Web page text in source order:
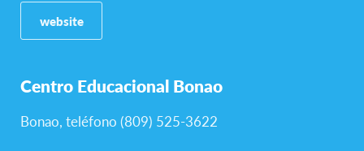
website
Centro Educacional Bonao
Bonao, teléfono (809) 525-3622